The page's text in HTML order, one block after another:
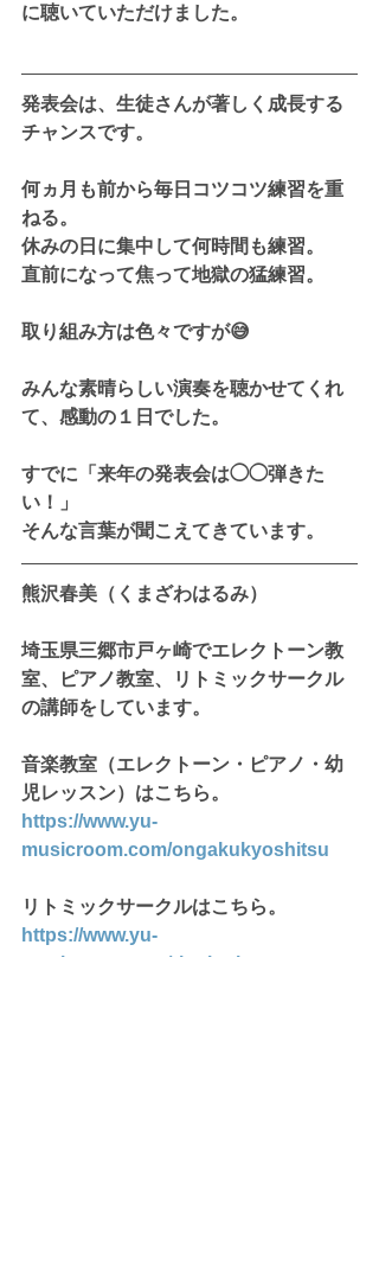
に聴いていただけました。
発表会は、生徒さんが著しく成長する
チャンスです。
何ヵ月も前から毎日コツコツ練習を重
ねる。
休みの日に集中して何時間も練習。
直前になって焦って地獄の猛練習。
取り組み方は色々ですが😅
みんな素晴らしい演奏を聴かせてくれ
て、感動の１日でした。
すでに「来年の発表会は◯◯弾きた
い！」
そんな言葉が聞こえてきています。
熊沢春美（くまざわはるみ）
埼玉県三郷市戸ヶ崎でエレクトーン教
室、ピアノ教室、リトミックサークル
の講師をしています。
音楽教室（エレクトーン・ピアノ・幼
児レッスン）はこちら。
https://www.yu-
musicroom.com/ongakukyoshitsu
リトミックサークルはこちら。
https://www.yu-
musicroom.com/rhythmic